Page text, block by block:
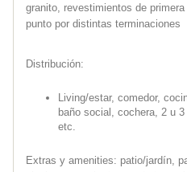
granito, revestimientos de
punto por distintas terminaciones
Distribución:
Living/estar, comedor,
baño social, cochera, 2 u
etc.
Extras y amenities: patio/jardín,